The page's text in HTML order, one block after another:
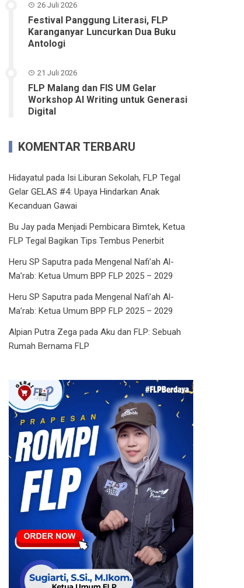
26 Juli 2026
Festival Panggung Literasi, FLP
Karanganyar Luncurkan Dua Buku
Antologi
21 Juli 2026
FLP Malang dan FIS UM Gelar
Workshop AI Writing untuk Generasi
Digital
KOMENTAR TERBARU
Hidayatul pada Isi Liburan Sekolah, FLP Tegal
Gelar GELAS #4: Upaya Hindarkan Anak
Kecanduan Gawai
Bu Jay padaMenjadi Pembicara Bimtek, Ketua
FLP Tegal Bagikan Tips Tembus Penerbit
Heru SP Saputra padaMengenal Nafi’ah Al-
Ma’rab: Ketua Umum BPP FLP 2025 – 2029
Heru SP Saputra padaMengenal Nafi’ah Al-
Ma’rab: Ketua Umum BPP FLP 2025 – 2029
Alpian Putra Zega padaAku dan FLP: Sebuah
Rumah Bernama FLP